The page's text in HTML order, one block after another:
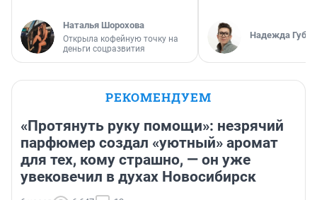
Наталья Шорохова
Открыла кофейную точку на
деньги соцразвития
Надежда
РЕКОМЕНДУЕМ
«Протянуть руку помощи»: незрячий
парфюмер создал «уютный» аромат
для тех, кому страшно, — он уже
увековечил в духах Новосибирск